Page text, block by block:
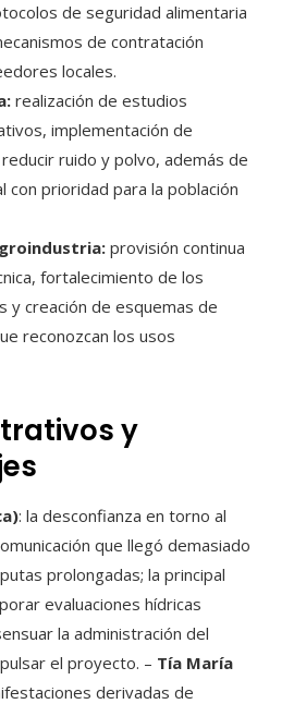
de seguridad alimentaria
de contratación
locales.
realización de estudios
implementación de
ruido y polvo, además de
con prioridad para la población
provisión continua
fortalecimiento de los
y creación de esquemas de
reconozcan los usos
y
: la desconfianza en torno al
que llegó demasiado
prolongadas; la principal
evaluaciones hídricas
la administración del
el proyecto. – Tía María
derivadas de